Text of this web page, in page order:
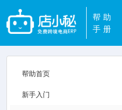
帮助
手册
帮助首页
新手入门